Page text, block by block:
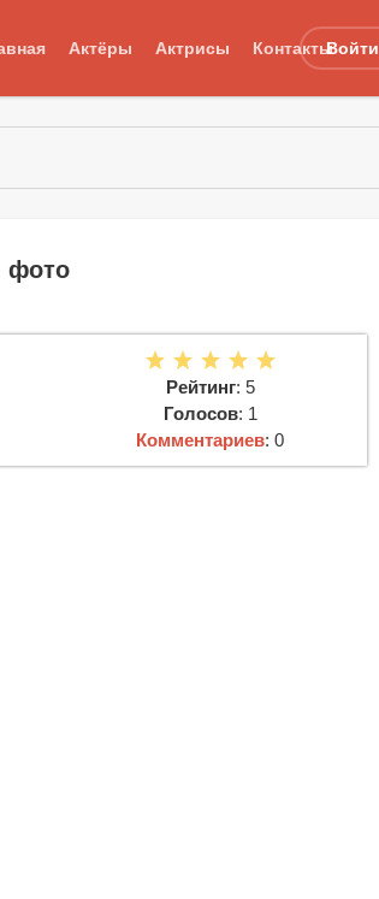
Актёры Актрисы КонтактыВойти
фото
Рейтинг: 5
Голосов: 1
Комментариев: 0